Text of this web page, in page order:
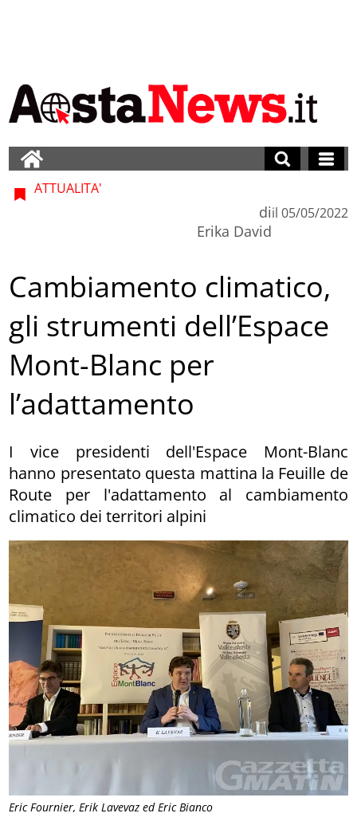
Eric Fournier, Erik Lavevaz ed Eric Bianco
ATTUALITA'
di
Erika David
il 05/05/2022
Cambiamento climatico,
gli strumenti dell’Espace
Mont-Blanc per
l’adattamento
I vice presidenti dell'Espace Mont-Blanc
hanno presentato questa mattina la Feuille de
Route per l'adattamento al cambiamento
climatico dei territori alpini